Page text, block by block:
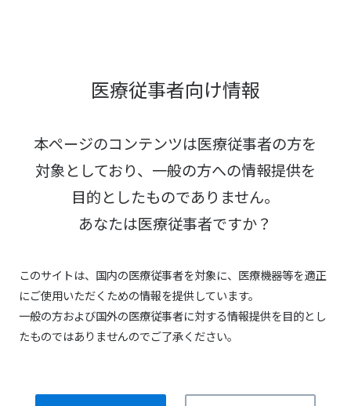
医療従事者向け情報
本ページのコンテンツは医療従事者の方を
対象としており、 一般の方への情報提供を
目的としたものでありません。
あなたは医療従事者ですか？
このサイトは、国内の医療従事者を対象に、医療機器等を適正
にご使用いただくための情報を提供しています。
一般の方および国外の医療従事者に対する情報提供を目的とし
たものではありませんのでご了承ください。